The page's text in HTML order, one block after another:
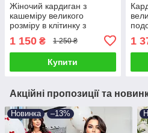
Жіночий кардиган з
кашеміру великого
розміру в клітинку з
капюшоном на блискавці
1 150 ₴ 1 250 ₴
Купити
1
Акційні пропозиції та
Новинка –13%